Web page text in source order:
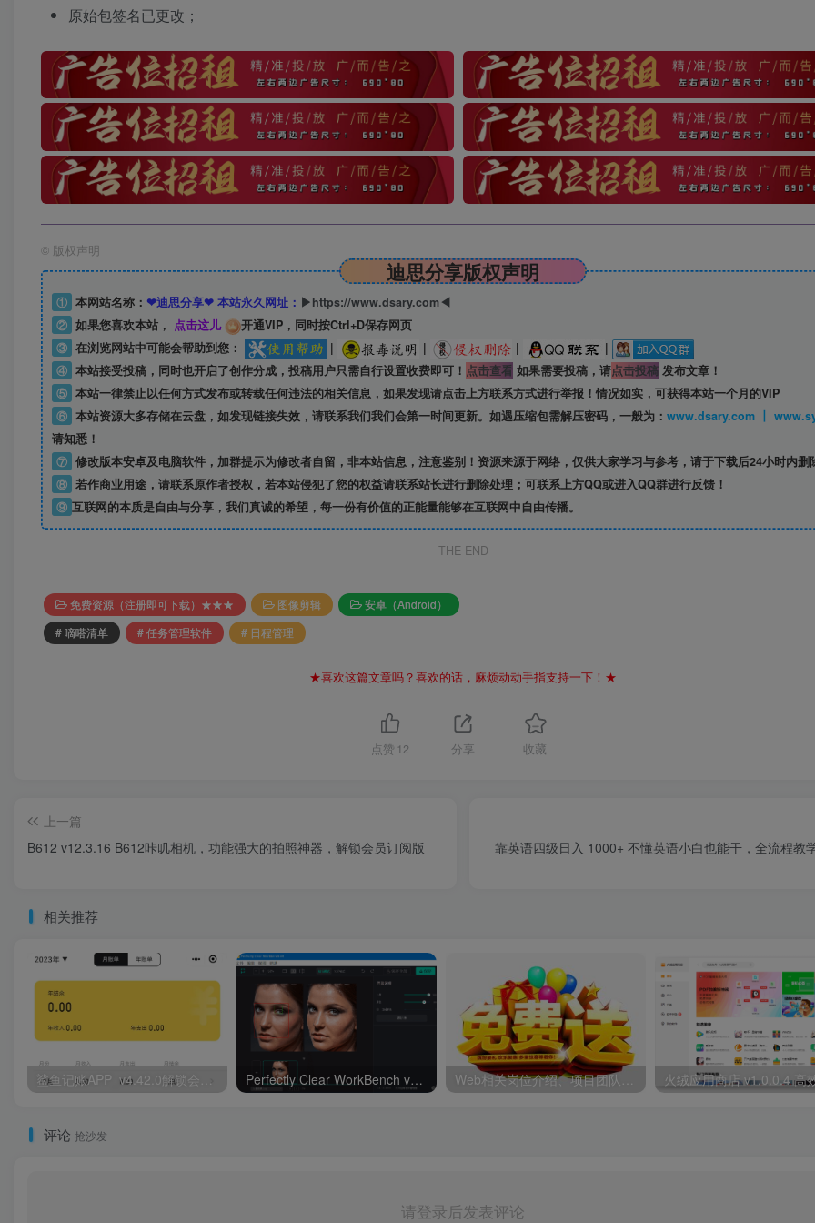
原始包签名已更改；
© 版权声明
迪思分享版权声明
① 本网站名称： ❤迪思分享❤ 本站永久网址： ▶https://www.dsary.com◀
② 如果您喜欢本站， 点击这儿
开通VIP，同时按Ctrl+D保存网页
③ 在浏览网站中可能会帮助到您： | | |
|
④ 本站接受投稿，同时也开启了创作分成，投稿用户只需自行设置收费即可！ 点击查看如果需要投稿，请点击投稿发布文章！
⑤ 本站一律禁止以任何方式发布或转载任何违法的相关信息，如果发现请点击上方联系方式进行举报！情况如实，可获得本站一个月的VIP
⑥ 本站资源大多存储在云盘，如发现链接失效，请联系我们我们会第一时间更新。如遇压缩包需解压密码，一般为：
www.dsary.com
请知悉！
⑦ 修改版本安卓及电脑软件，加群提示为修改者自留， 非本站信息，注意鉴别！资源来源于网络，仅供大家学习与参考，请于下载后24小时内删
⑧ 若作商业用途，请联系原作者授权，若本站侵犯了您的权益请联系站长进行删除处理；可联系上方QQ或进入QQ群进行反馈！
⑨ 互联网的本质是自由与分享，我们真诚的希望，每一份有价值的正能量能够在互联网中自由传播。
THE END
免费资源（注册即可下载）★★★ 图像剪辑
安卓（Android）
# 嘀嗒清单
# 任务管理软件 # 日程管理
★喜欢这篇文章吗？喜欢的话，麻烦动动手指支持一下！★
点赞 12 分享 收藏
上一篇
B612 v12.3.16 B612咔叽相机，功能强大的拍照神器，解锁会员订阅版
靠英语四级日入 1000+ 不懂英语小白也能干，全流程教
相关推荐
鲨鱼记账APP_v4.42.0解锁会员版，记录支出收入的好帮手！ Perfectly Clear WorkBench v4(4.6.0.2616) Web相关岗位介绍、项目团队成员分工职责
评论 抢沙发
请登录后发表评论